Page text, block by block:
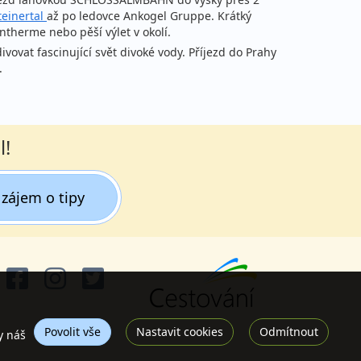
až po ledovce Ankogel Gruppe. Krátký
nebo pěší výlet v okolí.
fascinující svět divoké vody. Příjezd do Prahy
o tipy
náš Povolit vše Nastavit cookies Odmítnout